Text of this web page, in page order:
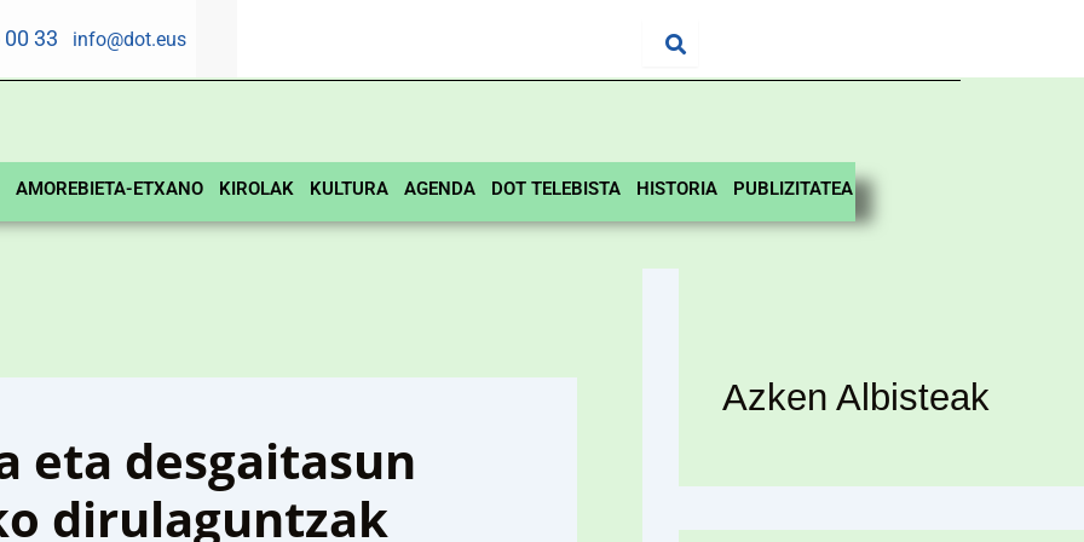
00 33 info@dot.eus
AMOREBIETA-ETXANO KIROLAK KULTURA AGENDA DOT TELEBISTA HISTORIA PUBLIZITATEA
eta desgaitasun
dirulaguntzak
Azken Albisteak